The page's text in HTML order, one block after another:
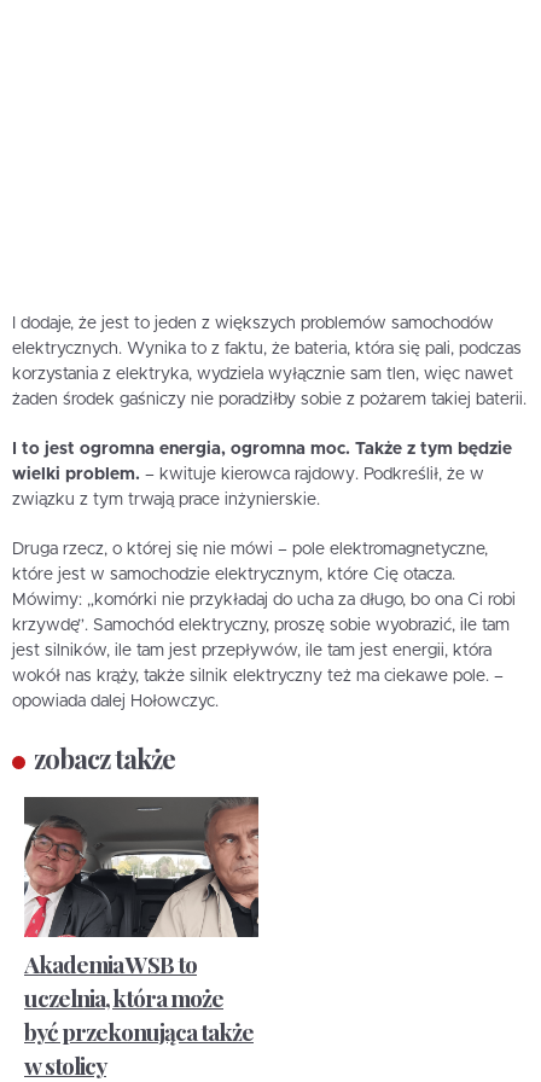
I dodaje, że jest to jeden z większych problemów samochodów
elektrycznych. Wynika to z faktu, że bateria, która się pali, podczas
korzystania z elektryka, wydziela wyłącznie sam tlen, więc nawet
żaden środek gaśniczy nie poradziłby sobie z pożarem takiej baterii.
I to jest ogromna energia, ogromna moc. Także z tym będzie
wielki problem. – kwituje kierowca rajdowy. Podkreślił, że w
związku z tym trwają prace inżynierskie.
Druga rzecz, o której się nie mówi – pole elektromagnetyczne,
które jest w samochodzie elektrycznym, które Cię otacza.
Mówimy: „komórki nie przykładaj do ucha za długo, bo ona Ci robi
krzywdę”. Samochód elektryczny, proszę sobie wyobrazić, ile tam
jest silników, ile tam jest przepływów, ile tam jest energii, która
wokół nas krąży, także silnik elektryczny też ma ciekawe pole. –
opowiada dalej Hołowczyc.
zobacz także
Akademia WSB to
uczelnia, która może
być przekonująca także
w stolicy